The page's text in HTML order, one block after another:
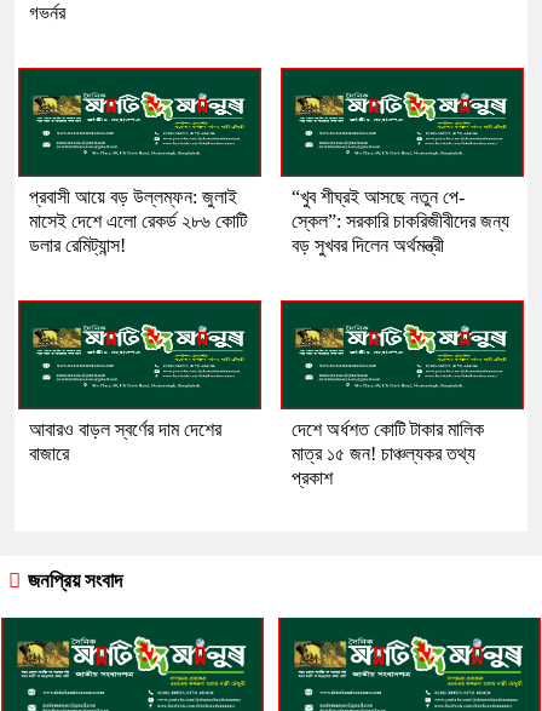
গভর্নর
প্রবাসী আয়ে বড় উল্লম্ফন: জুলাই
মাসেই দেশে এলো রেকর্ড ২৮৬ কোটি
ডলার রেমিট্যান্স!
“খুব শীঘ্রই আসছে নতুন পে-
স্কেল”: সরকারি চাকরিজীবীদের জন্য
বড় সুখবর দিলেন অর্থমন্ত্রী
আবারও বাড়ল স্বর্ণের দাম দেশের
বাজারে
দেশে অর্ধশত কোটি টাকার মালিক
মাত্র ১৫ জন! চাঞ্চল্যকর তথ্য
প্রকাশ
জনপ্রিয় সংবাদ